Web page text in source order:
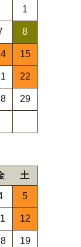
1
8
15
22
29
土
5
12
19